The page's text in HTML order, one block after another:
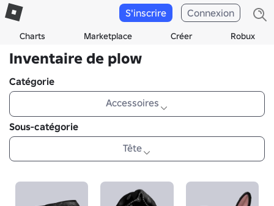
Charts Marketplace Créer Robux
S'inscrire Connexion
Inventaire de plow
Catégorie
Accessoires
Sous-catégorie
Tête